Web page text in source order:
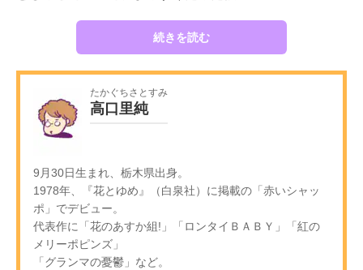
続きを読む
たかぐちさとすみ
高口里純
9月30日生まれ、栃木県出身。
1978年、『花とゆめ』（白泉社）に掲載の「赤いシャッ
ポ」でデビュー。
代表作に「花のあすか組!」「ロンタイＢＡＢＹ」「紅の
メリーポピンズ」
「グランマの憂鬱」など。